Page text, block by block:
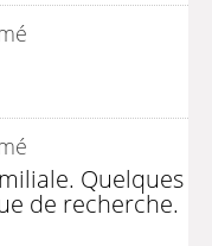
Quelques
de recherche.